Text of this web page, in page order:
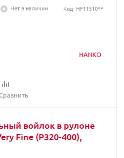
HANKO
Нет в наличии Код: HF11510*F
войлок в рулоне
Fine (P320-400),